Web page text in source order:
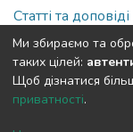
Статті та
Full item page
Ми збираємо та
таких цілей:
Щоб дізнатися
приватності.